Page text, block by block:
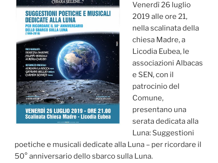
Venerdì 26 luglio
2019 alle ore 21,
nella scalinata della
chiesa Madre, a
Licodia Eubea, le
associazioni Albacas
e SEN, con il
patrocinio del
Comune,
presentano una
serata dedicata alla
Luna: Suggestioni
poetiche e musicali dedicate alla Luna – per ricordare il
50° anniversario dello sbarco sulla Luna.